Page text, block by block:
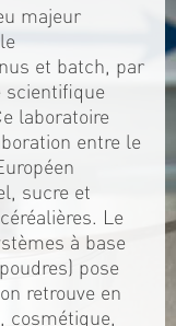
majeur
et batch, par
scientifique
laboratoire
entre le
sucre et
Le
à base
pose
retrouve en
cosmétique,